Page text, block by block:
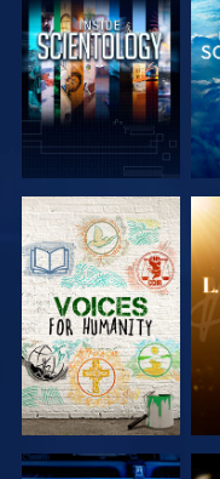
EXPLORAR A
SÉRIE